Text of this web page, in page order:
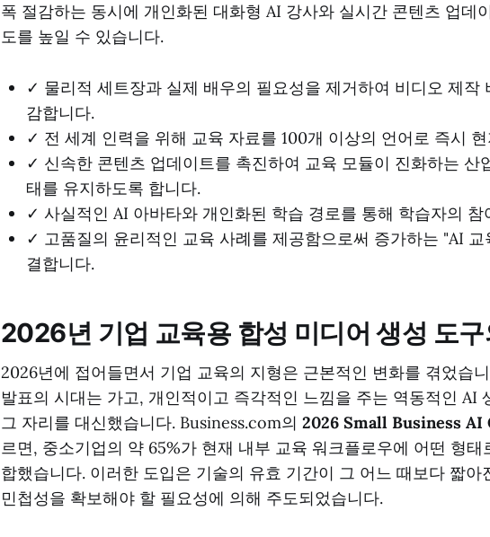
폭 절감하는 동시에 개인화된 대화형 AI 강사와 실시간 콘텐츠 업데
도를 높일 수 있습니다.
✓ 물리적 세트장과 실제 배우의 필요성을 제거하여 비디오 제작
감합니다.
✓ 전 세계 인력을 위해 교육 자료를 100개 이상의 언어로 즉시
✓ 신속한 콘텐츠 업데이트를 촉진하여 교육 모듈이 진화하는 산
태를 유지하도록 합니다.
✓ 사실적인 AI 아바타와 개인화된 학습 경로를 통해 학습자의 참
✓ 고품질의 윤리적인 교육 사례를 제공함으로써 증가하는 "AI 교
결합니다.
2026년 기업 교육용 합성 미디어 생성 도
2026년에 접어들면서 기업 교육의 지형은 근본적인 변화를 겪었습
발표의 시대는 가고, 개인적이고 즉각적인 느낌을 주는 역동적인 AI
그 자리를 대신했습니다. Business.com의 2026 Small Business
르면, 중소기업의 약 65%가 현재 내부 교육 워크플로우에 어떤 형태
합했습니다. 이러한 도입은 기술의 유효 기간이 그 어느 때보다 짧아
민첩성을 확보해야 할 필요성에 의해 주도되었습니다.